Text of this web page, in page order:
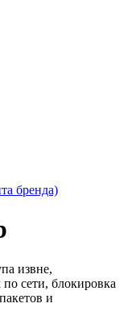
бренда)
извне,
сети, блокировка
и